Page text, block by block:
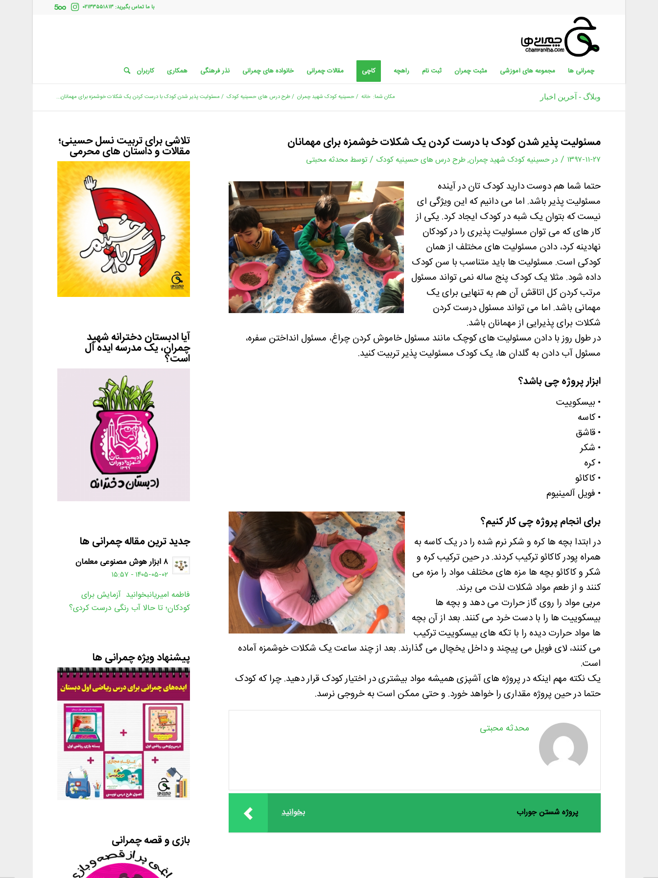
با ما تماس بگیرید: ۰۲۱۳۳۵۵۱۸۱۳
چمرانی ها مجموعه های آموزشی مثبت چمران ثبت نام راهچه کاچی مقالات چمرانی خانواده های چمرانی نذر فرهنگی همکاری کاربران
وبلاگ - آخرین اخبار مکان شما: خانه /حسینیه کودک شهید چمران /طرح درس های حسینیه کودک / مسئولیت پذیر شدن کودک با درست کردن یک شکلات خوشمزه برای مهمانان...
مسئولیت پذیر شدن کودک با درست کردن یک شکلات خوشمزه برای مهمانان
۱۳۹۷-۱۱-۲۷ / درحسینیه کودک شهید چمران,طرح درس های حسینیه کودک / توسط محدثه محبتی
حتما شما هم دوست دارید کودک تان در آینده
مسئولیت پذیر باشد. اما می دانیم که این ویژگی ای
نیست که بتوان یک شبه در کودک ایجاد کرد. یکی از
کار های که می توان مسئولیت پذیری را در کودکان
نهادینه کرد، دادن مسئولیت های مختلف از همان
کودکی است. مسئولیت ها باید متناسب با سن کودک
داده شود. مثلا یک کودک پنج ساله نمی تواند مسئول
مرتب کردن کل اتاقش آن هم به تنهایی برای یک
مهمانی باشد. اما می تواند مسئول درست کردن
شکلات برای پذیرایی از مهمانان باشد.
در طول روز با دادن مسئولیت های کوچک مانند مسئول خاموش کردن چراغ، مسئول انداختن سفره،
مسئول آب دادن به گلدان ها، یک کودک مسئولیت پذیر تربیت کنید.
ابزار پروژه چی باشد؟
• بیسکوییت
• کاسه
• قاشق
• شکر
• کره
• کاکائو
• فویل آلمینیوم
برای انجام پروژه چی کار کنیم؟
در ابتدا بچه ها کره و شکر نرم شده را در یک کاسه به
همراه پودر کاکائو ترکیب کردند. در حین ترکیب کره و
شکر و کاکائو بچه ها مزه های مختلف مواد را مزه می
کنند و از طعم مواد شکلات لذت می برند.
مربی مواد را روی گاز حرارت می دهد و بچه ها
بیسکوییت ها را با دست خرد می کنند. بعد از آن بچه
ها مواد حرارت دیده را با تکه های بیسکوییت ترکیب
می کنند، لای فویل می پیچند و داخل یخچال می گذارند. بعد از چند ساعت یک شکلات خوشمزه آماده
است.
یک نکته مهم اینکه در پروژه های آشپزی همیشه مواد بیشتری در اختیار کودک قرار دهید. چرا که کودک
حتما در حین پروژه مقداری را خواهد خورد. و حتی ممکن است به خروجی نرسد.
محدثه محبتی
بخوانید پروژه شستن جوراب
تلاشی برای تربیت نسل حسینی؛
مقالات و داستان های محرمی
آیا ادبستان دخترانه شهید
چمران، یک مدرسه ایده آل
است؟
جدید ترین مقاله چمرانی ها
۸ ابزار هوش مصنوعی معلمان
۱۴۰۵-۰۵-۰۲ - ۱۵:۵۷
فاطمه امیریانبخوانید آزمایش برای
کودکان؛ تا حالا آب رنگی درست کردی؟
پیشنهاد ویژه چمرانی ها
بازی و قصه چمرانی